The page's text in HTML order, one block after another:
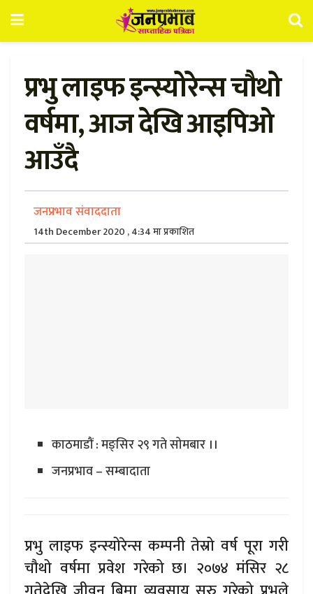
प्रभु लाइफ इन्स्योरेन्स चौथो
वर्षमा, आज देखि आइपिओ
आउँदै
जनप्रभाव संवाददाता
14th December 2020 , 4:34 मा प्रकाशित
काठमाडौं : मङ्सिर २९ गते सोमबार ।।
जनप्रभाव – सम्बादाता
प्रभु लाइफ इन्स्योरेन्स कम्पनी तेस्रो वर्ष पूरा गरी
चौथो वर्षमा प्रवेश गरेको छ। २०७४ मंसिर २८